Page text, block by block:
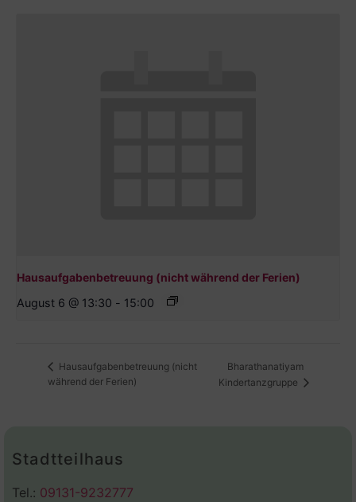
Hausaufgabenbetreuung (nicht während der Ferien)
August 6 @ 13:30 - 15:00
Hausaufgabenbetreuung (nicht
während der Ferien)
Bharathanatiyam
Kindertanzgruppe
Stadtteilhaus
Tel.: 09131-9232777